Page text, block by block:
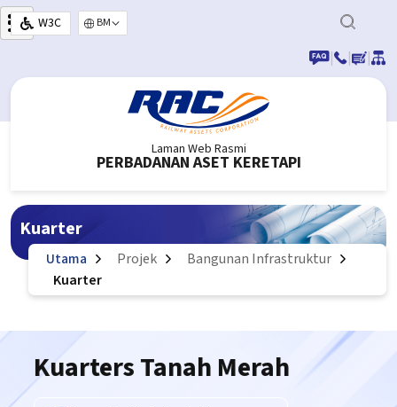
Langkau ke kandungan utama
W3C
Select your language
|
| |
Laman Web Rasmi
PERBADANAN ASET KERETAPI
Kuarter
Utama Projek
Bangunan Infrastruktur
Kuarter
Kuarters Tanah Merah